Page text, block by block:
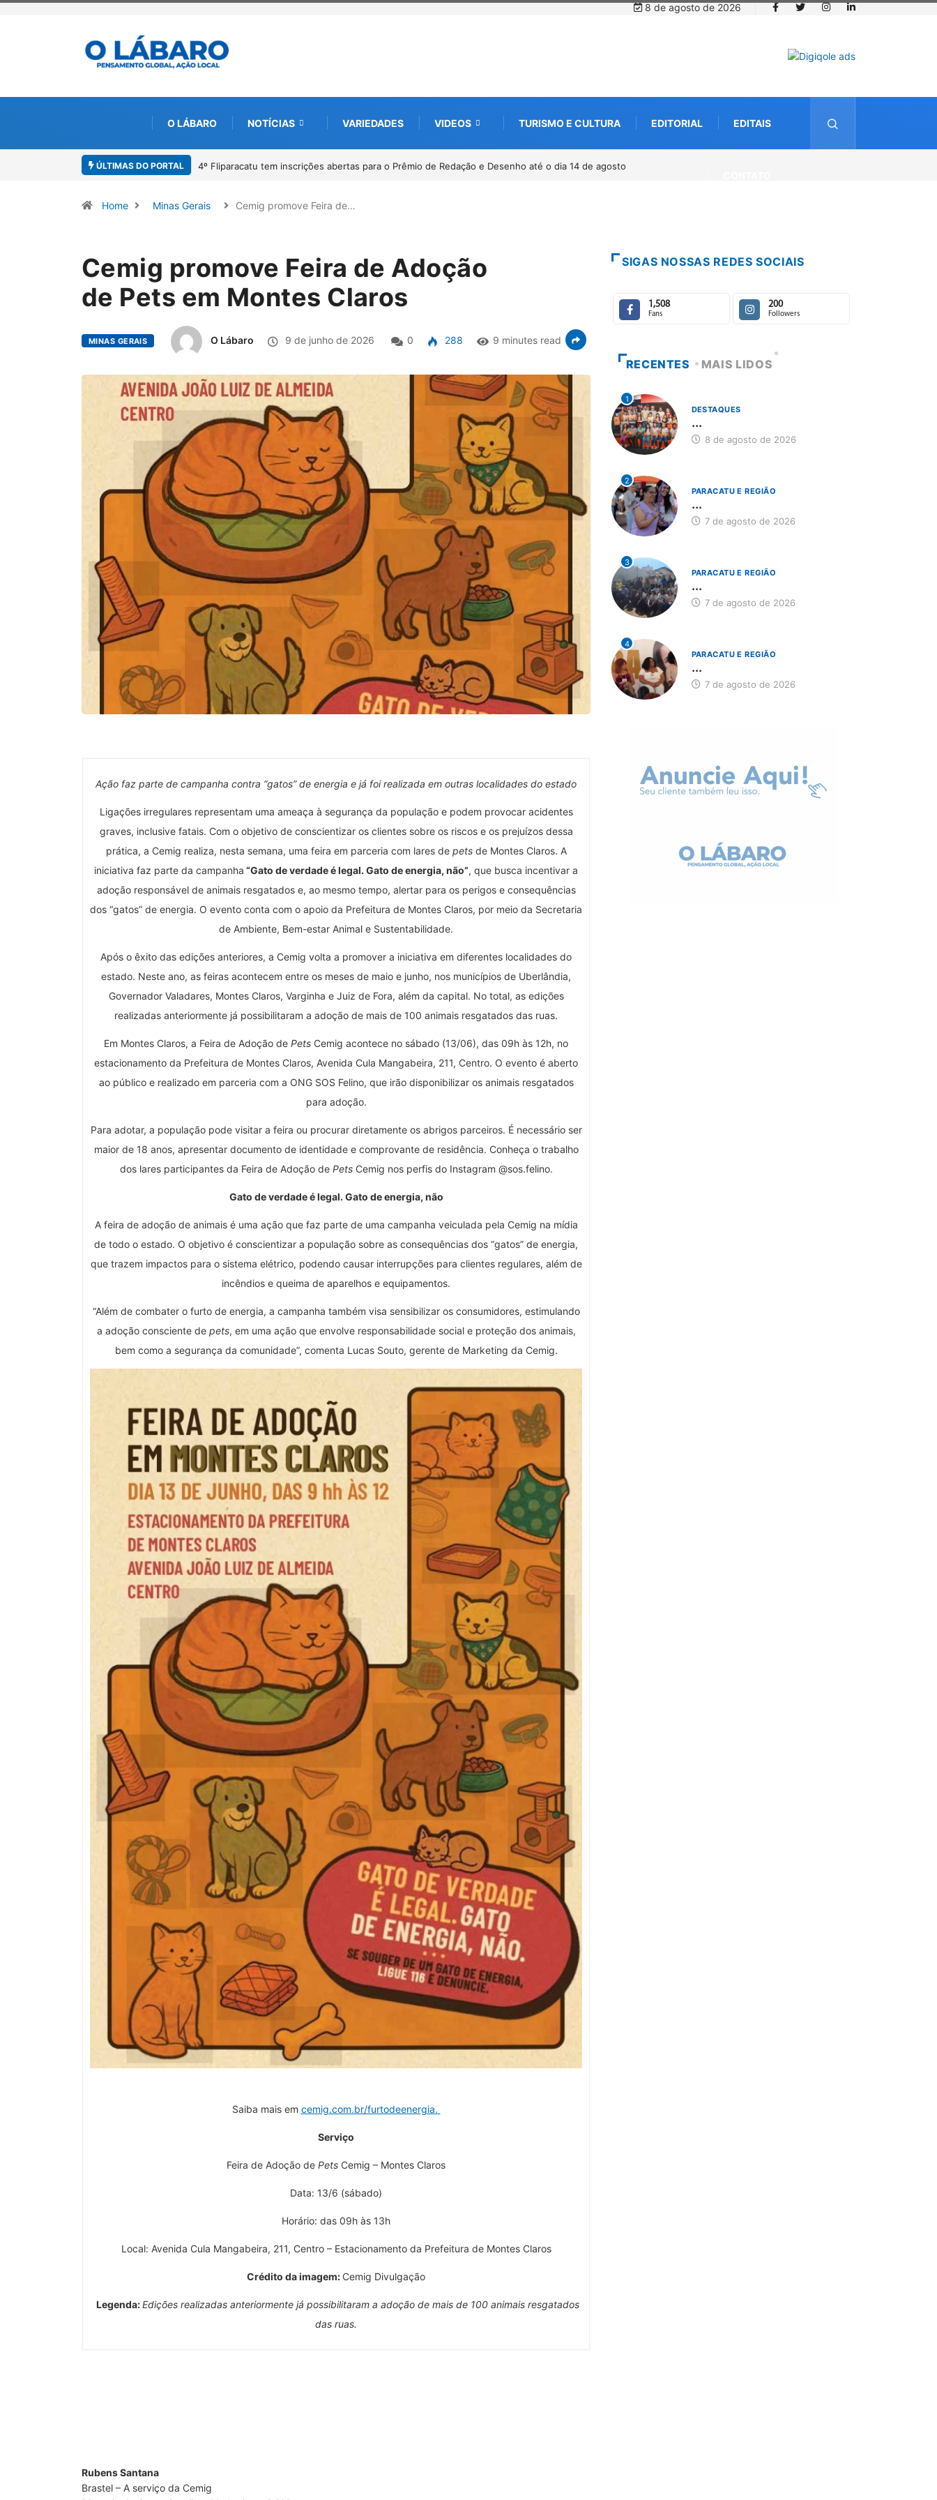
8 de agosto de 2026
O LÁBARO NOTÍCIAS VARIEDADES VIDEOS TURISMO E CULTURA EDITORIAL EDITAIS
ÚLTIMAS DO PORTAL Paracatu caminha pelos 20 anos da Lei Maria da Penha
Home Minas Gerais Cemig promove Feira de…
Cemig promove Feira de Adoção
de Pets em Montes Claros
MINAS GERAIS O Lábaro 9 de junho de 2026 0 288 9 minutes read
Ação faz parte de campanha contra “gatos” de energia e já foi realizada em outras localidades do estado
Ligações irregulares representam uma ameaça à segurança da população e podem provocar acidentes
graves, inclusive fatais. Com o objetivo de conscientizar os clientes sobre os riscos e os prejuízos dessa
prática, a Cemig realiza, nesta semana, uma feira em parceria com lares de petsde Montes Claros. A
iniciativa faz parte da campanha “Gato de verdade é legal. Gato de energia, não”, que busca incentivar a
adoção responsável de animais resgatados e, ao mesmo tempo, alertar para os perigos e consequências
dos “gatos” de energia. O evento conta com o apoio da Prefeitura de Montes Claros, por meio da Secretaria
de Ambiente, Bem-estar Animal e Sustentabilidade.
Após o êxito das edições anteriores, a Cemig volta a promover a iniciativa em diferentes localidades do
estado. Neste ano, as feiras acontecem entre os meses de maio e junho, nos municípios de Uberlândia,
Governador Valadares, Montes Claros, Varginha e Juiz de Fora, além da capital. No total, as edições
realizadas anteriormente já possibilitaram a adoção de mais de 100 animais resgatados das ruas.
Em Montes Claros, a Feira de Adoção de Pets Cemig acontece no sábado (13/06), das 09h às 12h, no
estacionamento da Prefeitura de Montes Claros, Avenida Cula Mangabeira, 211, Centro. O evento é aberto
ao público e realizado em parceria com a ONG SOS Felino, que irão disponibilizar os animais resgatados
para adoção.
Para adotar, a população pode visitar a feira ou procurar diretamente os abrigos parceiros. É necessário ser
maior de 18 anos, apresentar documento de identidade e comprovante de residência. Conheça o trabalho
dos lares participantes da Feira de Adoção de PetsCemig nos perfis do Instagram @sos.felino.
Gato de verdade é legal. Gato de energia, não
A feira de adoção de animais é uma ação que faz parte de uma campanha veiculada pela Cemig na mídia
de todo o estado. O objetivo é conscientizar a população sobre as consequências dos “gatos” de energia,
que trazem impactos para o sistema elétrico, podendo causar interrupções para clientes regulares, além de
incêndios e queima de aparelhos e equipamentos.
“Além de combater o furto de energia, a campanha também visa sensibilizar os consumidores, estimulando
a adoção consciente de pets, em uma ação que envolve responsabilidade social e proteção dos animais,
bem como a segurança da comunidade”, comenta Lucas Souto, gerente de Marketing da Cemig.
Saiba mais em cemig.com.br/furtodeenergia.
Serviço
Feira de Adoção de Pets Cemig – Montes Claros
Data: 13/6 (sábado)
Horário: das 09h às 13h
Local: Avenida Cula Mangabeira, 211, Centro – Estacionamento da Prefeitura de Montes Claros
Crédito da imagem: Cemig Divulgação
Legenda:Edições realizadas anteriormente já possibilitaram a adoção de mais de 100 animais resgatados
das ruas.
Rubens Santana
Brastel – A serviço da Cemig
SIGAS NOSSAS REDES SOCIAIS
1,508
Fans
200
Followers
RECENTES MAIS LIDOS
1
DESTAQUES
...
8 de agosto de 2026
2
PARACATU E REGIÃO
...
7 de agosto de 2026
3
PARACATU E REGIÃO
...
7 de agosto de 2026
4
PARACATU E REGIÃO
...
7 de agosto de 2026